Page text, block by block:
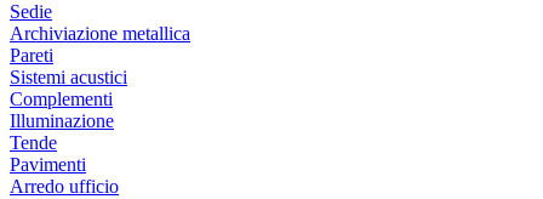
Sedie
Archiviazione metallica
Pareti
Sistemi acustici
Complementi
Illuminazione
Tende
Pavimenti
Arredo ufficio